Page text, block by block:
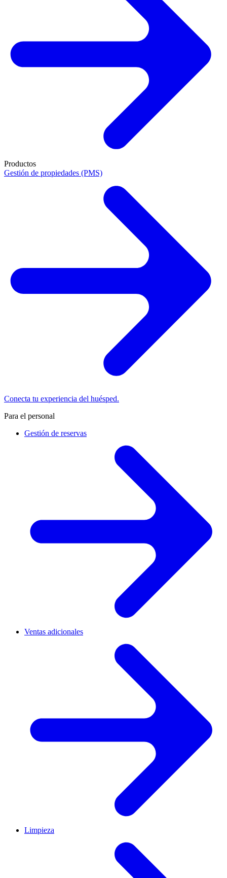
Productos
Gestión de propiedades (PMS)
Conecta tu experiencia del huésped.
Para el personal
Gestión de reservas
Ventas adicionales
Limpieza